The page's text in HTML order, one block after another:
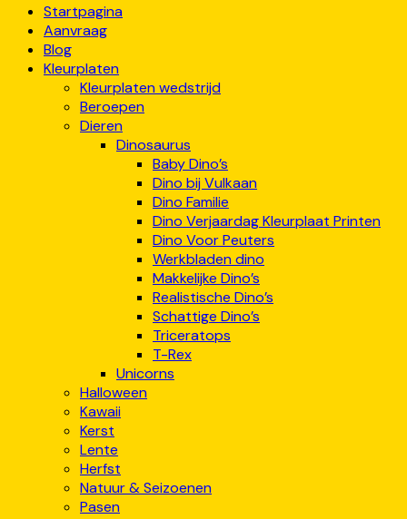
Startpagina
Aanvraag
Blog
Kleurplaten
Kleurplaten wedstrijd
Beroepen
Dieren
Dinosaurus
Baby Dino’s
Dino bij Vulkaan
Dino Familie
Dino Verjaardag Kleurplaat Printen
Dino Voor Peuters
Werkbladen dino
Makkelijke Dino’s
Realistische Dino’s
Schattige Dino’s
Triceratops
T-Rex
Unicorns
Halloween
Kawaii
Kerst
Lente
Herfst
Natuur & Seizoenen
Pasen